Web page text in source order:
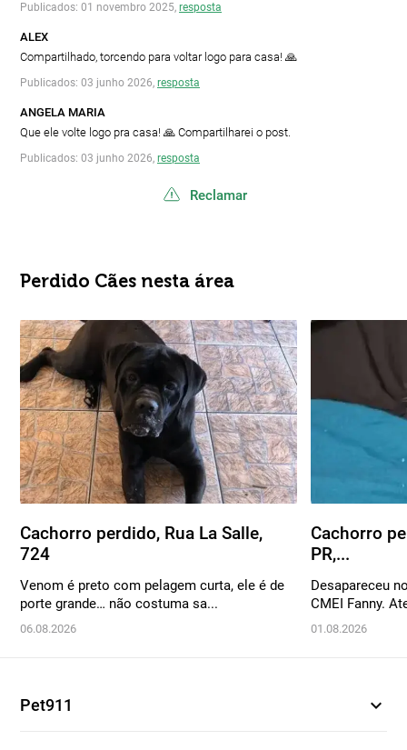
Publicados: 01 novembro 2025, resposta
ALEX
Compartilhado, torcendo para voltar logo para casa! 🙏
Publicados: 03 junho 2026, resposta
ANGELA MARIA
Que ele volte logo pra casa! 🙏 Compartilharei o post.
Publicados: 03 junho 2026, resposta
Reclamar
Perdido Cães nesta área
Cachorro perdido, Rua La Salle,
724
Venom é preto com pelagem curta, ele é de
porte grande… não costuma sa...
06.08.2026
Cachorro
PR,...
Desapareceu
CMEI Fanny.
01.08.2026
Pet911 expand_more